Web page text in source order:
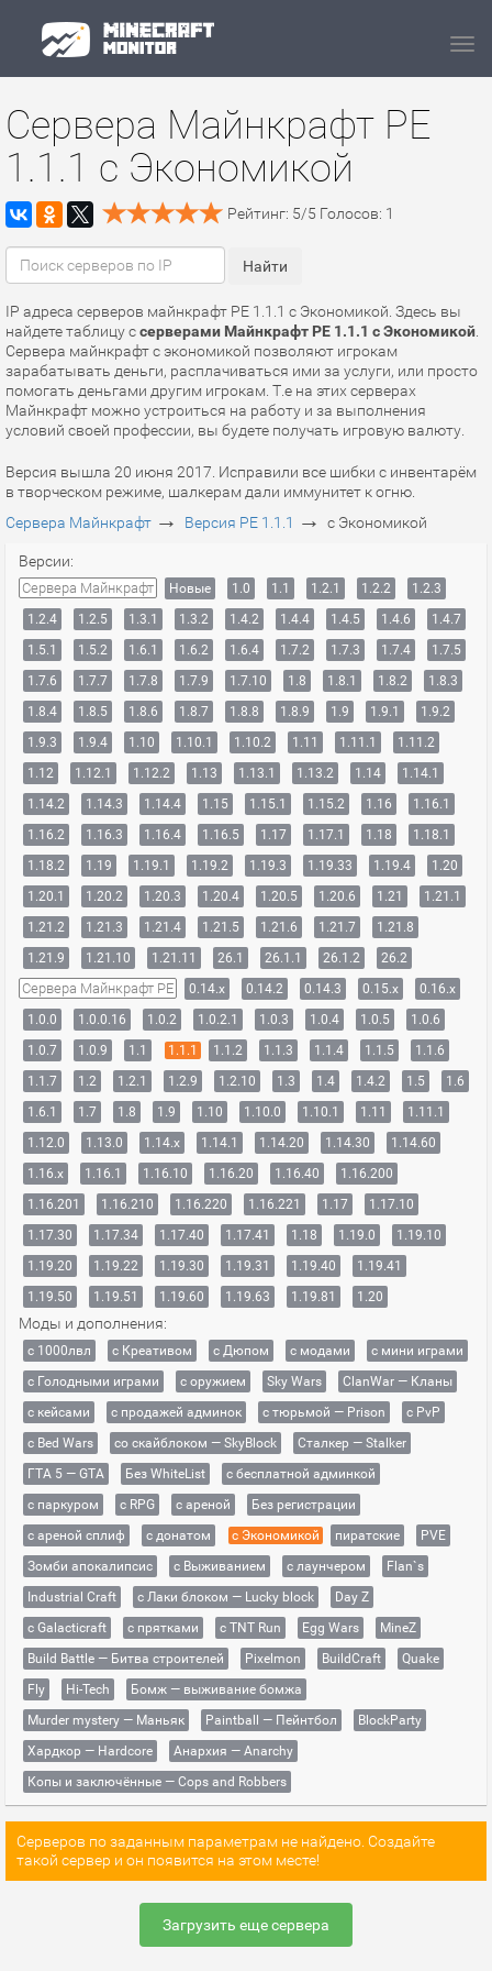
Сервера Майнкрафт PE
1.1.1 с Экономикой
Рейтинг: 5/5 Голосов: 1
IP адреса серверов майнкрафт PE 1.1.1 с Экономикой. Здесь вы
найдете таблицу ссерверами Майнкрафт PE 1.1.1 с Экономикой
Сервера майнкрафт с экономикой позволяют игрокам
зарабатывать деньги, расплачиваться ими за услуги, или просто
помогать деньгами другим игрокам. Т.е на этих серверах
Майнкрафт можно устроиться на работу и за выполнения
условий своей профессии, вы будете получать игровую валюту.
Версия вышла 20 июня 2017. Исправили все шибки с инвентарём
в творческом режиме, шалкерам дали иммунитет к огню.
Сервера Майнкрафт → Версия PE 1.1.1 → с Экономикой
Версии:
Сервера Майнкрафт Новые 1.0 1.1 1.2.1 1.2.2
1.2.3
1.2.4
1.2.5 1.3.1 1.3.2 1.4.2 1.4.4 1.4.5 1.4.6
1.4.7
1.5.1
1.5.2 1.6.1 1.6.2 1.6.4 1.7.2 1.7.3 1.7.4
1.7.5
1.7.6
1.7.7 1.7.8 1.7.9 1.7.10 1.8 1.8.1 1.8.2
1.8.3
1.8.4
1.8.5 1.8.6 1.8.7 1.8.8 1.8.9 1.9 1.9.1
1.9.2
1.9.3
1.9.4 1.10 1.10.1 1.10.2 1.11 1.11.1
1.11.2
1.12
1.12.1 1.12.2 1.13 1.13.1 1.13.2 1.14
1.14.1
1.14.2
1.14.3 1.14.4 1.15 1.15.1 1.15.2 1.16
1.16.1
1.16.2
1.16.3 1.16.4 1.16.5 1.17 1.17.1 1.18
1.18.1
1.18.2
1.19 1.19.1 1.19.2 1.19.3 1.19.33 1.19.4
1.20
1.20.1
1.20.2 1.20.3 1.20.4 1.20.5 1.20.6 1.21
1.21.1
1.21.2
1.21.3 1.21.4 1.21.5 1.21.6 1.21.7
1.21.8
1.21.9
1.21.10 1.21.11 26.1 26.1.1 26.1.2 26.2
Сервера Майнкрафт PE 0.14.x 0.14.2 0.14.3 0.15.x
0.16.x
1.0.0
1.0.0.16 1.0.2 1.0.2.1 1.0.3 1.0.4 1.0.5
1.0.6
1.0.7
1.0.9 1.1 1.1.1 1.1.2 1.1.3 1.1.4 1.1.5
1.1.6
1.1.7
1.2 1.2.1 1.2.9 1.2.10 1.3 1.4 1.4.2 1.5
1.6
1.6.1
1.7 1.8 1.9 1.10 1.10.0 1.10.1 1.11
1.11.1
1.12.0
1.13.0 1.14.x 1.14.1 1.14.20 1.14.30
1.14.60
1.16.x
1.16.1 1.16.10 1.16.20 1.16.40
1.16.200
1.16.201
1.16.210 1.16.220 1.16.221 1.17
1.17.10
1.17.30
1.17.34 1.17.40 1.17.41 1.18 1.19.0
1.19.10
1.19.20
1.19.22 1.19.30 1.19.31 1.19.40
1.19.41
1.19.50
1.19.51 1.19.60 1.19.63 1.19.81 1.20
Моды и дополнения:
с 1000лвл c Креативом с Дюпом с модами
с мини играми
с Голодными играми
с оружием Sky Wars
ClanWar — Кланы
с кейсами
с продажей админок с тюрьмой — Prison
с PvP
с Bed Wars
со скайблоком — SkyBlock
Сталкер — Stalker
ГТА 5 — GTA
Без WhiteList
с бесплатной админкой
с паркуром
с RPG с ареной
Без регистрации
с ареной сплиф
с донатом с Экономикой пиратские
PVE
Зомби апокалипсис
с Выживанием с лаунчером
Flan`s
Industrial Craft
с Лаки блоком — Lucky block
Day Z
с Galacticraft
с прятками с TNT Run Egg Wars
MineZ
Build Battle — Битва строителей
Pixelmon BuildCraft
Quake
Fly
Hi-Tech
Бомж — выживание бомжа
Murder mystery — Маньяк
Paintball — Пейнтбол
BlockParty
Хардкор — Hardcore
Анархия — Anarchy
Копы и заключённые — Cops and Robbers
Серверов по заданным параметрам не найдено. Создайте
такой сервер и он появится на этом месте!
Загрузить еще сервера